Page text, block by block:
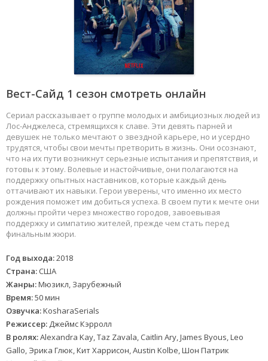
Вест-Сайд 1 сезон смотреть онлайн
Сериал рассказывает о группе молодых и амбициозных людей из
Лос-Анджелеса, стремящихся к славе. Эти девять парней и
девушек не только мечтают о звездной карьере, но и усердно
трудятся, чтобы свои мечты претворить в жизнь. Они осознают,
что на их пути возникнут серьезные испытания и препятствия, и
готовы к этому. Волевые и настойчивые, они полагаются на
поддержку опытных наставников, которые каждый день
оттачивают их навыки. Герои уверены, что именно их место
рождения поможет им добиться успеха. В своем пути к мечте они
должны пройти через множество городов, завоевывая
поддержку и симпатию жителей, прежде чем стать перед
финальным жюри.
Год выхода:2018
Страна: США
Жанры:Мюзикл, Зарубежный
Время:50 мин
Озвучка:KosharaSerials
Режиссер: Джеймс Кэрролл
В ролях:Alexandra Kay, Taz Zavala, Caitlin Ary, James Byous, Leo
Gallo, Эрика Глюк, Кит Харрисон, Austin Kolbe, Шон Патрик